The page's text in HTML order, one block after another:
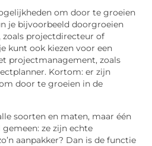
om door te groeien
je bijvoorbeeld doorgroeien
zoals projectdirecteur of
kunt ook kiezen voor een
projectmanagement, zoals
Kortom: er zijn
door te groeien in de
soorten en maten, maar één
ze zijn echte
aanpakker? Dan is de functie